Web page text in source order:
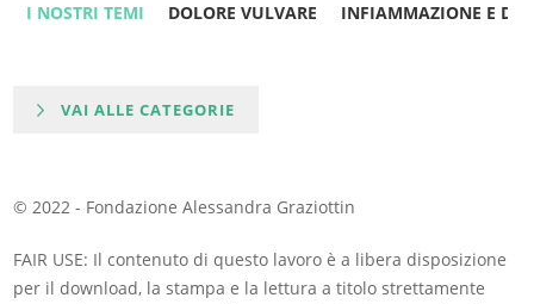
I NOSTRI TEMI DOLORE VULVARE INFIAMMAZIONE E
VAI ALLE CATEGORIE
© 2022 - Fondazione Alessandra Graziottin
FAIR USE: Il contenuto di questo lavoro è a libera disposizione
per il download, la stampa e la lettura a titolo strettamente